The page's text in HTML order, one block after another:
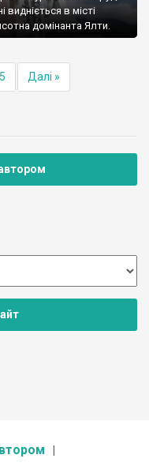
видніється в місті
домінанта Ялти.
5 Далі »